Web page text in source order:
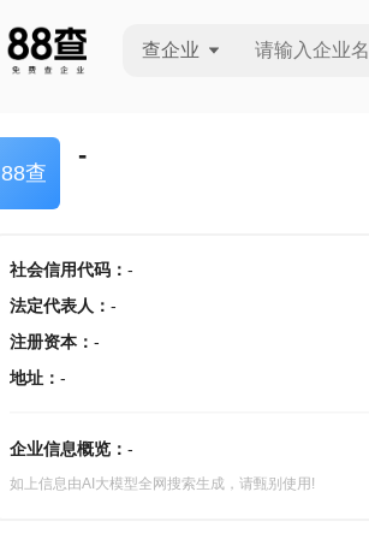
查企业
88查
-
社会信用代码： -
法定代表人 ： -
注册资本： -
地址： -
企业信息概览： -
如上信息由AI大模型全网搜索生成，请甄别使用!